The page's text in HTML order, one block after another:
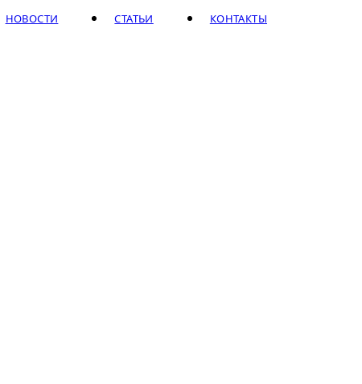
КОНТАКТЫ
СТАТЬИ
НОВОСТИ